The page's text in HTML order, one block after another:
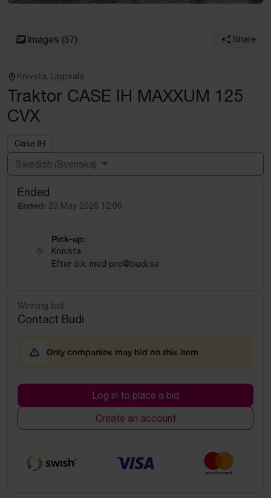
Images (57) Share
Knivsta, Uppsala
Traktor CASE IH MAXXUM 125
CVX
Case IH
Swedish (Svenska)
Powered by
Ended
Ended: 20 May 2026 12:06
Pick-up:
Knivsta
Efter ö.k. med pro@budi.se
Winning bid
Contact Budi
Only companies may bid on this item
Log in to place a bid
Create an account